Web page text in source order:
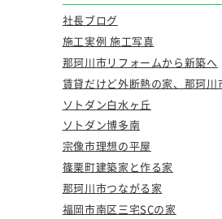
社長ブログ
施工実例 施工写真
那珂川市リフォームから新築へ
賃貸だけど外断熱の家、那珂川
ソトダン白水ヶ丘
ソトダン博多南
宗像市理想の平屋
篠栗町建築家と作る家
那珂川市つながる家
福岡市南区三宅SCの家